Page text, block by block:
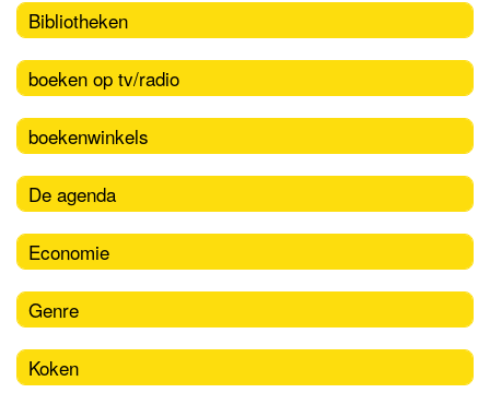
Bibliotheken
boeken op tv/radio
boekenwinkels
De agenda
Economie
Genre
Koken